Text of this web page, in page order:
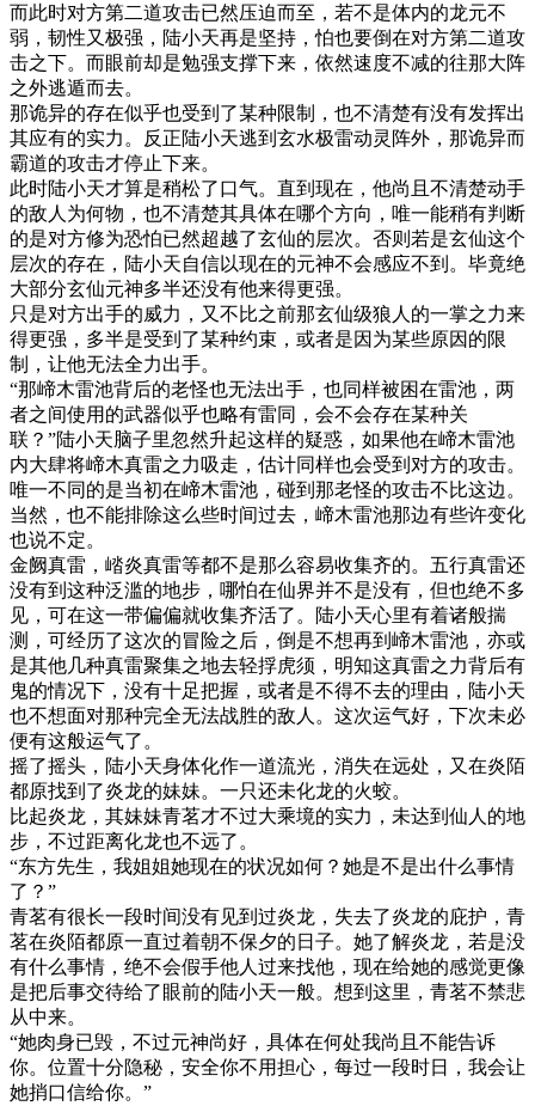
而此时对方第二道攻击已然压迫而至，若不是体内的龙元不
弱，韧性又极强，陆小天再是坚持，怕也要倒在对方第二道攻
击之下。而眼前却是勉强支撑下来，依然速度不减的往那大阵
之外逃遁而去。
那诡异的存在似乎也受到了某种限制，也不清楚有没有发挥出
其应有的实力。反正陆小天逃到玄水极雷动灵阵外，那诡异而
霸道的攻击才停止下来。
此时陆小天才算是稍松了口气。直到现在，他尚且不清楚动手
的敌人为何物，也不清楚其具体在哪个方向，唯一能稍有判断
的是对方修为恐怕已然超越了玄仙的层次。否则若是玄仙这个
层次的存在，陆小天自信以现在的元神不会感应不到。毕竟绝
大部分玄仙元神多半还没有他来得更强。
只是对方出手的威力，又不比之前那玄仙级狼人的一掌之力来
得更强，多半是受到了某种约束，或者是因为某些原因的限
制，让他无法全力出手。
“那崹木雷池背后的老怪也无法出手，也同样被困在雷池，两
者之间使用的武器似乎也略有雷同，会不会存在某种关
联？”陆小天脑子里忽然升起这样的疑惑，如果他在崹木雷池
内大肆将崹木真雷之力吸走，估计同样也会受到对方的攻击。
唯一不同的是当初在崹木雷池，碰到那老怪的攻击不比这边。
当然，也不能排除这么些时间过去，崹木雷池那边有些许变化
也说不定。
金阙真雷，崉炎真雷等都不是那么容易收集齐的。五行真雷还
没有到这种泛滥的地步，哪怕在仙界并不是没有，但也绝不多
见，可在这一带偏偏就收集齐活了。陆小天心里有着诸般揣
测，可经历了这次的冒险之后，倒是不想再到崹木雷池，亦或
是其他几种真雷聚集之地去轻捊虎须，明知这真雷之力背后有
鬼的情况下，没有十足把握，或者是不得不去的理由，陆小天
也不想面对那种完全无法战胜的敌人。这次运气好，下次未必
便有这般运气了。
摇了摇头，陆小天身体化作一道流光，消失在远处，又在炎陌
都原找到了炎龙的妹妹。一只还未化龙的火蛟。
比起炎龙，其妹妹青茗才不过大乘境的实力，未达到仙人的地
步，不过距离化龙也不远了。
“东方先生，我姐姐她现在的状况如何？她是不是出什么事情
了？”
青茗有很长一段时间没有见到过炎龙，失去了炎龙的庇护，青
茗在炎陌都原一直过着朝不保夕的日子。她了解炎龙，若是没
有什么事情，绝不会假手他人过来找他，现在给她的感觉更像
是把后事交待给了眼前的陆小天一般。想到这里，青茗不禁悲
从中来。
“她肉身已毁，不过元神尚好，具体在何处我尚且不能告诉
你。位置十分隐秘，安全你不用担心，每过一段时日，我会让
她捎口信给你。”